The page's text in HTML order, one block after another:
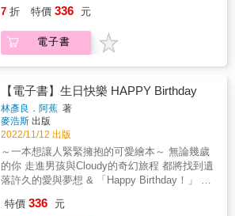
心的幾米這次關不住身體裡的小孩，以孩子的
觀點來看大人世界的各種讓人生氣、好笑，又
無可奈何的狀況。感嘆這個世界彷彿顛倒過
來，大人們需要被小孩拯救，被小孩引領去面
諷大人與小孩間的矛盾，《超級沒用的大人》
更進一步，大人的假面與脆弱已經無須爭辯，
小孩面對這樣的狀況只能自立自強，最微小的
願望是希望自己長大了不要變成同樣的大人。
《超級沒用的大人》的創作期很長，一開始起
源於幾米的專欄「空氣朋友」，畫的都是小孩
與想像出來的大動物朋友互相安慰彼此打氣。
但為什麼小孩需要想像出來的朋友呢？這反而
是需要仔細梳理的畫作背後主題動機。經歷了
關懷照顧的聯絡簿。所有不好意思直接說出口
會的線索，大人才知道小孩真正想的是什麼，
小孩才有機會理解大人關懷的是什麼。愛要說
出口。但不好意思說出來，就用寫的、畫的，
世界變化太快！小孩懂的，大人不懂；小孩會
的，大人不會。大人能教小孩的愈來愈少，小
孩能教大人的愈來愈多。小孩又要當子女又要
當老師，大人又要當爸媽又要當學生。怎麼一
切都顛倒得亂糟糟？所以我們需要一本聯絡
簿，讓大家心平氣和來溝通，相親相愛才能世
界和平。啾咪。
更擁有神奇的力量，年復一年， 滋養著單純又
複雜的成長心思。 & 生日對你而言，是怎麼樣
的一天呢？ & 這是一本小男孩視角的生日繪
道、市場、公園，今天看起來格外閃亮。 一路
上，遇到好多好多生日祝福， 走過歡樂的人
群、神奇的花園、星星閃爍的湖泊
&hellip;&hellip; 每一分鐘都交織著新奇、興奮
與不安， 卻也因此又體會了什麼、懂了一些什
麼。 每個人都是這樣長大的吧， 各自體驗不同
的美好、期待、失落與孤單&hellip;&hellip; 而
這些擁有或失去，都將是閃亮光點，讓我們成
為今日的樣子。 & 創作力自由充沛的阿蕉， 心
7 折 特價 336 元
電子書
【電子書】生日快樂 HAPPY Birthday
林彥良．阿蕉 著
麥浩斯 出版
2022/11/12 出版
～一本想讓人緊緊擁抱的可愛繪本～ 無論幾歲
的你 走進男孩與Cloudy的奇幻旅程 都將找到遺
落許久的愛與夢想 & 「Happy Birthday！」 不
更擁有神奇的力量，年復一年， 滋養著單純又
特價 336 元